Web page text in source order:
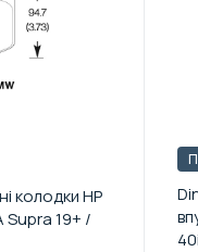
колодки HP
Supra 19+ /